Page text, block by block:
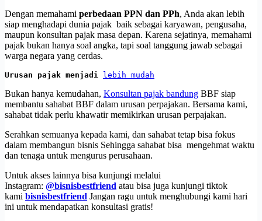
Dengan memahami perbedaan PPN dan PPh, Anda akan lebih
siap menghadapi dunia pajak baik sebagai karyawan, pengusaha,
maupun konsultan pajak masa depan. Karena sejatinya, memahami
pajak bukan hanya soal angka, tapi soal tanggung jawab sebagai
warga negara yang cerdas.
Urusan pajak menjadi lebih mudah
Bukan hanya kemudahan, Konsultan pajak bandung BBF siap
membantu sahabat BBF dalam urusan perpajakan. Bersama kami,
sahabat tidak perlu khawatir memikirkan urusan perpajakan.
Serahkan semuanya kepada kami, dan sahabat tetap bisa fokus
dalam membangun bisnis Sehingga sahabat bisa mengehmat waktu
dan tenaga untuk mengurus perusahaan.
Untuk akses lainnya bisa kunjungi melalui
Instagram: @bisnisbestfriend atau bisa juga kunjungi tiktok
kami bisnisbestfriend Jangan ragu untuk menghubungi kami hari
ini untuk mendapatkan konsultasi gratis!